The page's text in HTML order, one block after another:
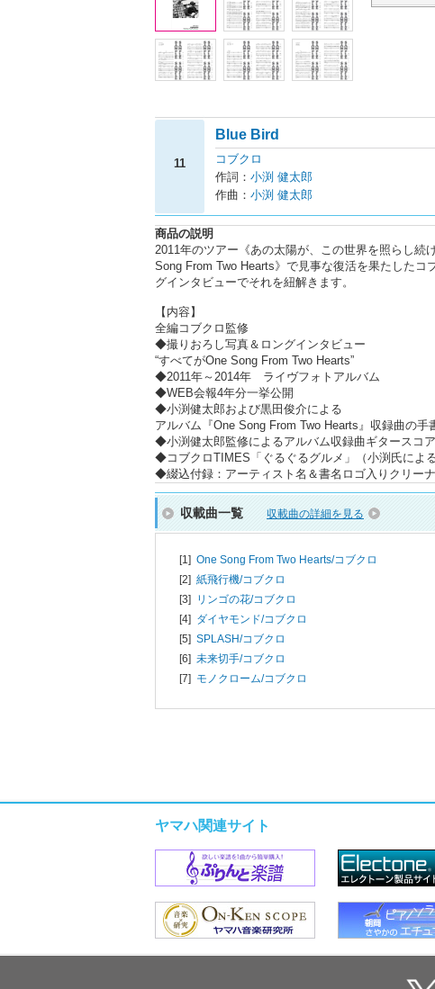
11
Blue Bird
コブクロ
作詞： 小渕 健太郎
作曲： 小渕 健太郎
商品の説明
2011年のツアー《あの太陽が、この世界を照らし
Song From Two Hearts》で見事な復活を果たした
グインタビューでそれを紐解きます。
【内容】
全編コブクロ監修
◆撮りおろし写真＆ロングインタビュー
“すべてがOne Song From Two Hearts”
◆2011年～2014年 ライヴフォトアルバム
◆WEB会報4年分一挙公開
◆小渕健太郎および黒田俊介による
アルバム『One Song From Two Hearts』収録曲の手
◆小渕健太郎監修によるアルバム収録曲ギタースコア
◆コブクロTIMES「ぐるぐるグルメ」（小渕氏による
◆綴込付録：アーティスト名＆書名ロゴ入りクリー
収載曲一覧 収載曲の詳細を見る
[1] One Song From Two Hearts/コブクロ
[2] 紙飛行機/コブクロ
[3] リンゴの花/コブクロ
[4] ダイヤモンド/コブクロ
[5] SPLASH/コブクロ
[6] 未来切手/コブクロ
[7] モノクローム/コブクロ
ヤマハ関連サイト